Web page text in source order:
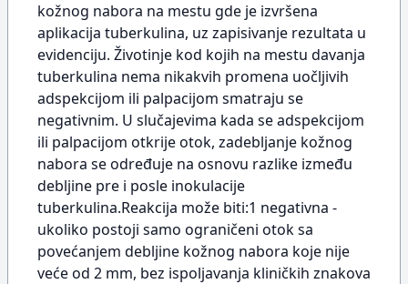
kožnog nabora na mestu gde je izvršena
aplikacija tuberkulina, uz zapisivanje rezultata u
evidenciju. Životinje kod kojih na mestu davanja
tuberkulina nema nikakvih promena uočljivih
adspekcijom ili palpacijom smatraju se
negativnim. U slučajevima kada se adspekcijom
ili palpacijom otkrije otok, zadebljanje kožnog
nabora se određuje na osnovu razlike između
debljine pre i posle inokulacije
tuberkulina.Reakcija može biti:1 negativna -
ukoliko postoji samo ograničeni otok sa
povećanjem debljine kožnog nabora koje nije
veće od 2 mm, bez ispoljavanja kliničkih znakova